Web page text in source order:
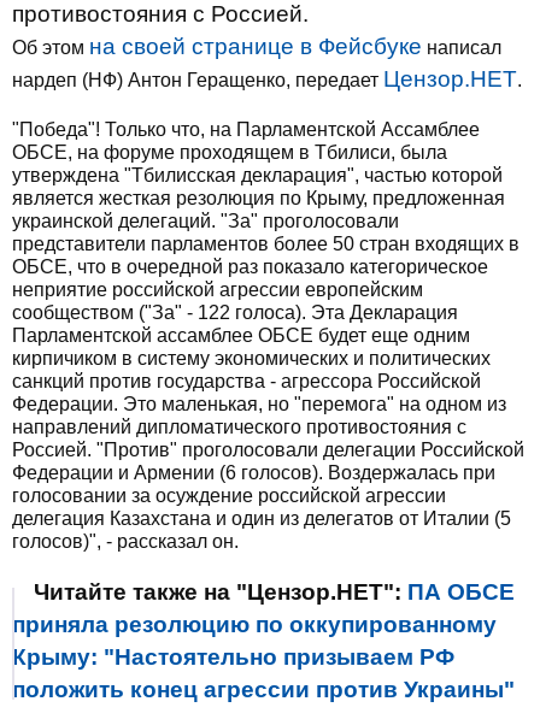
противостояния с Россией.
Об этом на своей странице в Фейсбуке написал
нардеп (НФ) Антон Геращенко, передает Цензор.НЕТ.
"Победа"! Только что, на Парламентской Ассамблее
ОБСЕ, на форуме проходящем в Тбилиси, была
утверждена "Тбилисская декларация", частью которой
является жесткая резолюция по Крыму, предложенная
украинской делегаций. "За" проголосовали
представители парламентов более 50 стран входящих в
ОБСЕ, что в очередной раз показало категорическое
неприятие российской агрессии европейским
сообществом ("За" - 122 голоса). Эта Декларация
Парламентской ассамблее ОБСЕ будет еще одним
кирпичиком в систему экономических и политических
санкций против государства - агрессора Российской
Федерации. Это маленькая, но "перемога" на одном из
направлений дипломатического противостояния с
Россией. "Против" проголосовали делегации Российской
Федерации и Армении (6 голосов). Воздержалась при
голосовании за осуждение российской агрессии
делегация Казахстана и один из делегатов от Италии (5
голосов)", - рассказал он.
Читайте также на "Цензор.НЕТ": ПА ОБСЕ
приняла резолюцию по оккупированному
Крыму: "Настоятельно призываем РФ
положить конец агрессии против Украины"